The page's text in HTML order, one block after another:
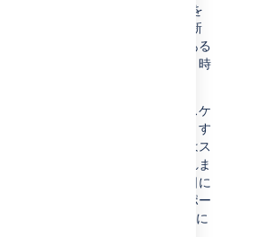
ーンを使用します)。タイムゾーンを
、エクスポート スケジュールは更新
。タイムゾーンを変更する必要がある
ケジュールを編集してエクスポート時
トは必要な頻度で実行するようにスケ
きます。複数の曜日にエクスポートす
した場合、最初のエクスポートはス
保存した後の直近の曜日に行われま
リーンショットの例では、木曜日に
ルを設定した場合は最初のエクスポー
、2 回目のエクスポートは月曜日に